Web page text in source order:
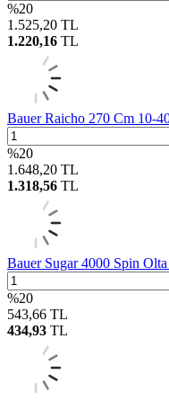
%20
1.525,20 TL
1.220,16 TL
Bauer Raicho 270 Cm 10-
%20
1.648,20 TL
1.318,56 TL
Bauer Sugar 4000 Spin
%20
543,66 TL
434,93 TL